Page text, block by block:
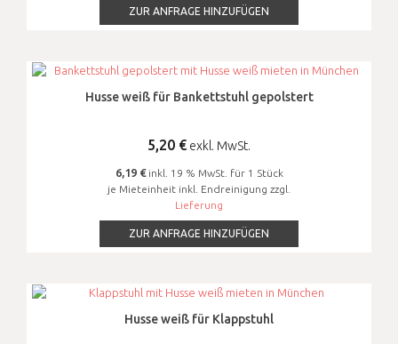
ZUR ANFRAGE HINZUFÜGEN
Husse weiß für Bankettstuhl gepolstert
5,20 € exkl. MwSt.
6,19 €inkl. 19 % MwSt. für 1 Stück
je Mieteinheit inkl. Endreinigung zzgl.
Lieferung
ZUR ANFRAGE HINZUFÜGEN
Husse weiß für Klappstuhl